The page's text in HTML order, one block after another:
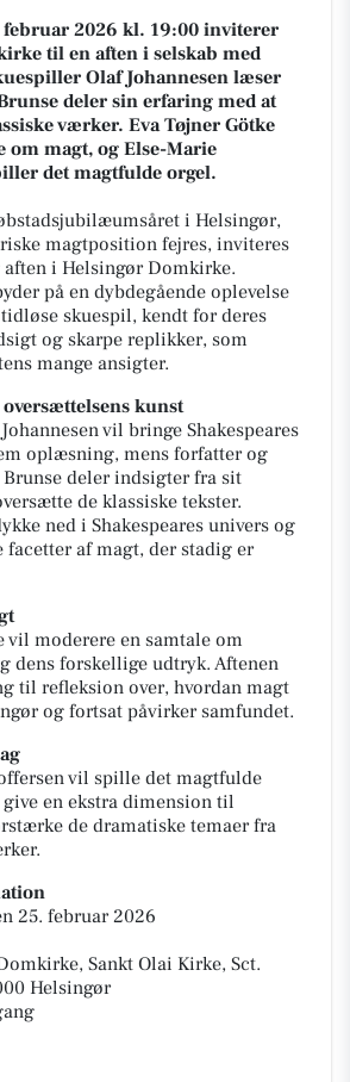
februar 2026 kl. 19:00 inviterer
til en aften i selskab med
Olaf Johannesen læser
deler sin erfaring med at
værker. Eva Tøjner Götke
om magt, og Else-Marie
det magtfulde orgel.
i Helsingør,
magtposition fejres, inviteres
i Helsingør Domkirke.
på en dybdegående oplevelse
tidløse skuespil, kendt for deres
og skarpe replikker, som
mange ansigter.
oversættelsens kunst
vil bringe Shakespeares
oplæsning, mens forfatter og
deler indsigter fra sit
de klassiske tekster.
ned i Shakespeares univers og
facetter af magt, der stadig er
vil moderere en samtale om
dens forskellige udtryk. Aftenen
til refleksion over, hvordan magt
og fortsat påvirker samfundet.
vil spille det magtfulde
en ekstra dimension til
de dramatiske temaer fra
25. februar 2026
Sankt Olai Kirke, Sct.
Helsingør